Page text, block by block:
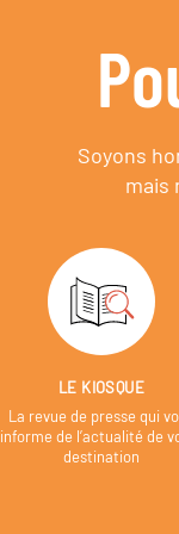
Soyons
mais
LE KIOSQUE
La revue de presse qui
informe de l’actualité de
destination